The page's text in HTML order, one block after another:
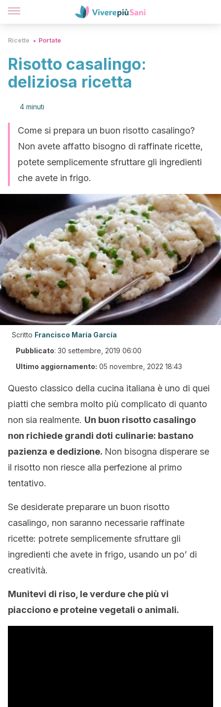
Ricette Portate
Risotto casalingo:
deliziosa ricetta
4 minuti
Come si prepara un buon risotto casalingo?
Non avete affatto bisogno di raffinate ricette,
potete semplicemente sfruttare gli ingredienti
che avete in frigo.
Scritto Francisco María García
Pubblicato: 30 settembre, 2019 06:00
Ultimo aggiornamento: 05 novembre, 2022 18:43
Questo classico della cucina italiana è uno di quei
piatti che sembra molto più complicato di quanto
non sia realmente. Un buon risotto casalingo
non richiede grandi doti culinarie: bastano
pazienza e dedizione. Non bisogna disperare se
il risotto non riesce alla perfezione al primo
tentativo.
Se desiderate preparare un buon risotto
casalingo, non saranno necessarie raffinate
ricette: potrete semplicemente sfruttare gli
ingredienti che avete in frigo, usando un po’ di
creatività.
Munitevi di riso, le verdure che più vi
piacciono e proteine vegetali o animali.